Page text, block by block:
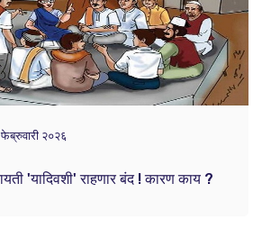
२०२६
'यादिवशी' राहणार बंद ! कारण काय ?